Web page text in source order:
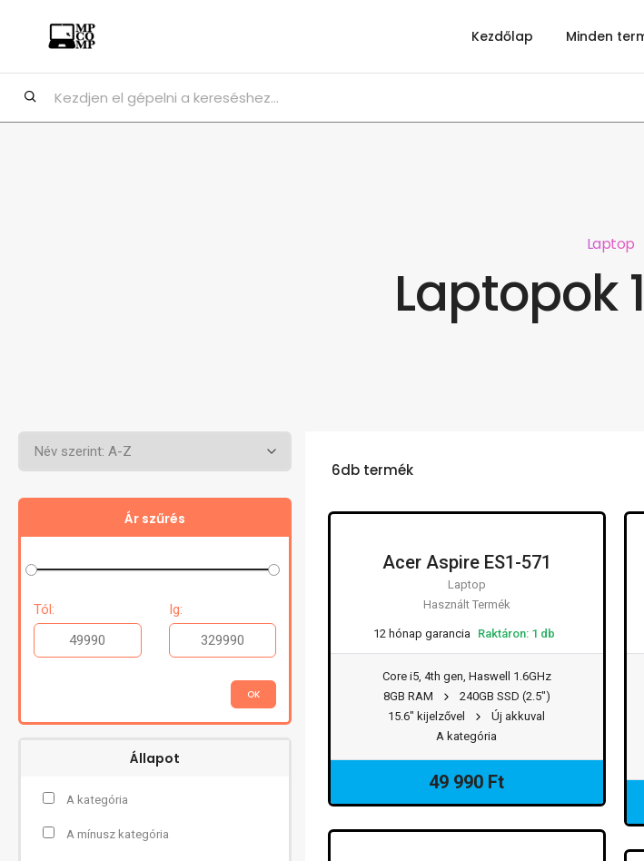
Kezdőlap Minden
Laptop
Laptopok
6db termék
Acer Aspire ES1-571
Laptop
Használt Termék
12 hónap garancia Raktáron: 1 db
Core i5, 4th gen, Haswell 1.6GHz
8GB RAM
240GB SSD (2.5")
15.6" kijelzővel
Új akkuval
A kategória
49 990 Ft
Ár szűrés
Tól: Ig:
Állapot
A kategória
A mínusz kategória